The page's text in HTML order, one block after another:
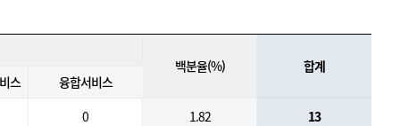
백분율(%)
합계
스
융합서비스
0
1.82 13